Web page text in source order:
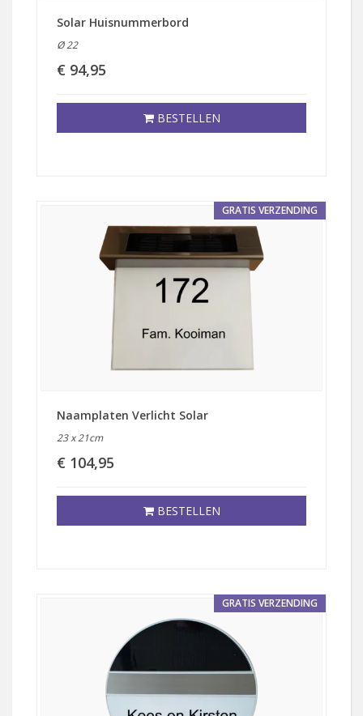
Solar Huisnummerbord
Ø 22
€ 94,95
BESTELLEN
GRATIS VERZENDING
Naamplaten Verlicht Solar
23 x 21cm
€ 104,95
BESTELLEN
GRATIS VERZENDING